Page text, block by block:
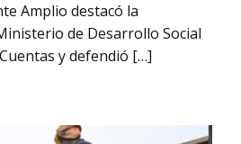
Amplio destacó la
de Desarrollo Social
y defendió […]